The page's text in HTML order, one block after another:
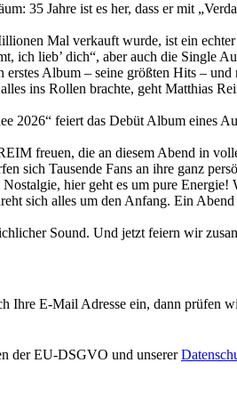
35 Jahre ist es her, dass er mit
Mal verkauft wurde, ist ein
ich lieb’ dich“, aber auch die Single
Album – seine größten Hits –
ins Rollen brachte, geht Matthias
feiert das Debüt Album eines
freuen, die an diesem Abend in
sich Tausende Fans an ihre ganz
hier geht es um pure
sich alles um den Anfang. Ein
Sound. Und jetzt feiern wir
Ihre E-Mail Adresse ein, dann prüfen
der EU-DSGVO und unserer